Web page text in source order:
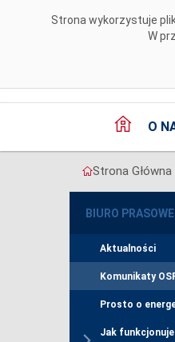
Strona wykorzystuje
W
O
Strona Główna
BIURO PRASOWE
Aktualności
Komunikaty
Prosto o
Jak